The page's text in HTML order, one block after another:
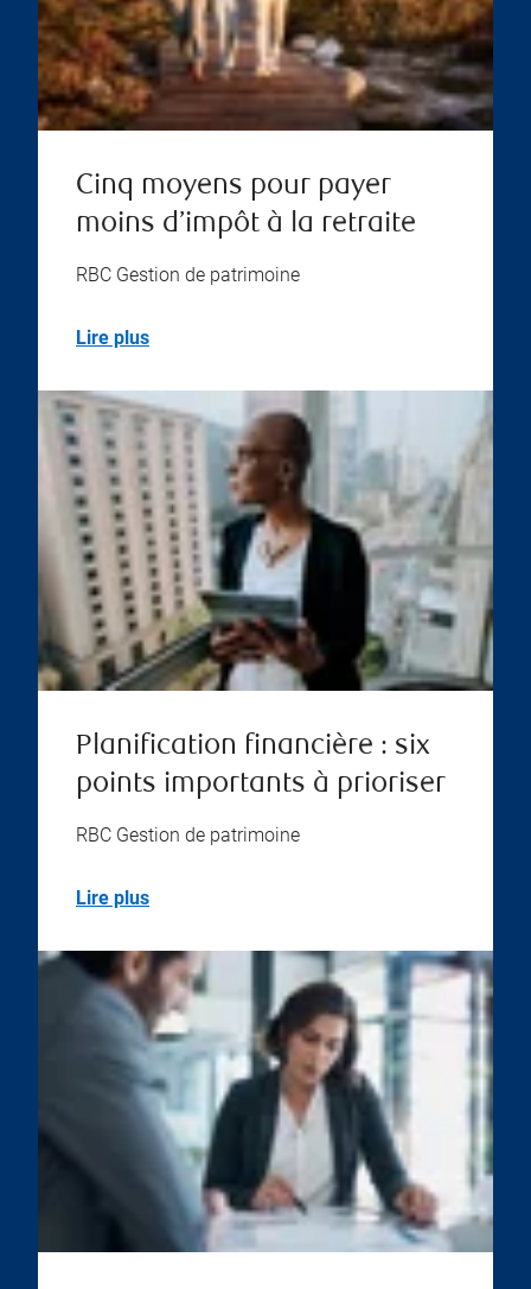
Cinq moyens pour payer
moins d’impôt à la retraite
RBC Gestion de patrimoine
Lire plus
Planification financière : six
points importants à prioriser
RBC Gestion de patrimoine
Lire plus